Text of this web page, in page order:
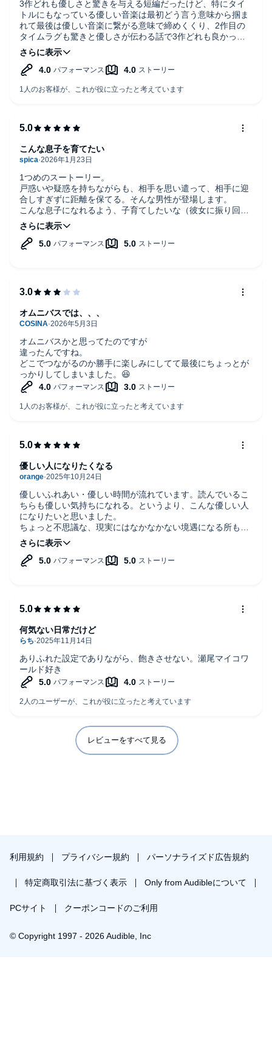
3作どれも優しさと驚きを与える短編だったけど、特にタイ
トルにもなっている優しい音楽は最初どう言う意味から掴ま
れて最後は優しい音楽に繋がる意味で締めくくり、2作目の
タイムラグも驚きと優しさが伝わる話で3作どれも良かった
です
個人的にはタイムラグが好み
1つめのスートーリー。
戸惑いや疑惑を持ちながらも、相手を思い遣って、相手に迎
合しすぎずに距離を保てる。そんな男性が登場します。
こんな息子になれるよう、子育てしたいな（彼女に振り回さ
れそうだけど）
2つめのストーリー
3つめのストーリー
花子の、話が通じないところとかヤバめなんだけど、彼女の
中の正義というか信念は感じられてよかった。
佐々木さんがいい人だから成り立つ話。佐々木さんに幸あれ
こんな息子を育てたい
オムニバスかと思ってたのですが
違ったんですね。
どこでつながるのか勝手に楽しみにしてて最後にちょっとが
っかりしてしまいました。😆
オムニバスでは、、、
優しいふれあい・優しい時間が流れています。読んでいるこ
ちらも優しい気持ちになれる。というより、こんな優しい人
になりたいと思いました。
ちょっと不思議な、現実にはなかなかない境遇になる所も、
短編の3作とも共通していて、興味を惹きつけられました。
優しい人になりたくなる
ありふれた設定でありながら、飽きさせない。瀬尾マイコワ
ールド好き
何気ない日常だけど
レビューをすべて見る
利用規約 プライバシー規約 パーソナライズド広告規約
特定商取引法に基づく表示 Only from Audibleについて
PCサイト クーポンコードのご利用
© Copyright 1997 - 2026 Audible, Inc